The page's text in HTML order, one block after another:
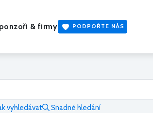
& firmy PODPOŘTE NÁS
vyhledávat Snadné hledání